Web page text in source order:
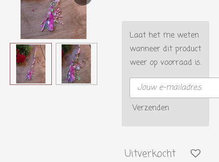
Laat het me weten
wanneer dit product
weer op voorraad is.
Verzenden
Uitverkocht